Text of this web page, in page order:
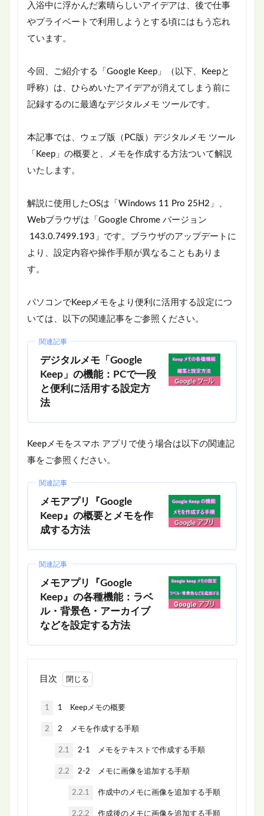
入浴中に浮かんだ素晴らしいアイデアは、後で仕事
やプライベートで利用しようとする頃にはもう忘れ
ています。
今回、ご紹介する「Google Keep」（以下、Keepと
呼称）は、ひらめいたアイデアが消えてしまう前に
記録するのに最適なデジタルメモ ツールです。
本記事では、ウェブ版（PC版）デジタルメモ ツール
「Keep」の概要と、メモを作成する方法ついて解説
いたします。
解説に使用したOSは「Windows 11 Pro 25H2」、
Webブラウザは「Google Chrome バージョン
143.0.7499.193」です。ブラウザのアップデートに
より、設定内容や操作手順が異なることもありま
す。
パソコンでKeepメモをより便利に活用する設定につ
いては、以下の関連記事をご参照ください。
関連記事
デジタルメモ「Google
Keep」の機能：PCで一段
と便利に活用する設定方
法
Keepメモをスマホ アプリで使う場合は以下の関連記
事をご参照ください。
関連記事
メモアプリ『Google
Keep』の概要とメモを作
成する方法
関連記事
メモアプリ『Google
Keep』の各種機能：ラベ
ル・背景色・アーカイブ
などを設定する方法
目次
1 1 Keepメモの概要
2 2 メモを作成する手順
2.1 2-1 メモをテキストで作成する手順
2.2 2-2 メモに画像を追加する手順
2.2.1 作成中のメモに画像を追加する手順
2.2.2 作成後のメモに画像を追加する手順